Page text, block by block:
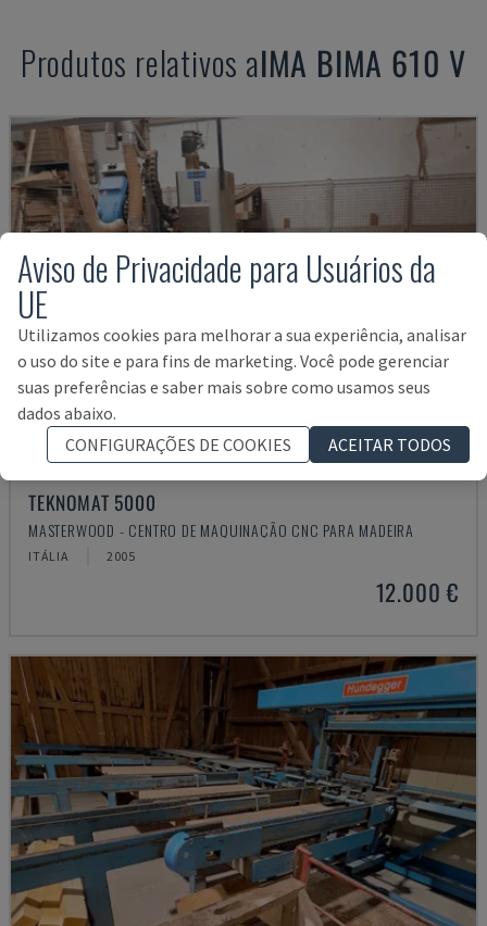
Produtos relativos aIMA BIMA 610 V
TEKNOMAT 5000
MASTERWOOD - CENTRO DE MAQUINAÇÃO CNC PARA MADEIRA
ITÁLIA 2005
12.000 €
Aviso de Privacidade para Usuários da
UE
Utilizamos cookies para melhorar a sua experiência, analisar
o uso do site e para fins de marketing. Você pode gerenciar
suas preferências e saber mais sobre como usamos seus
dados abaixo.
CONFIGURAÇÕES DE COOKIES
ACEITAR TODOS